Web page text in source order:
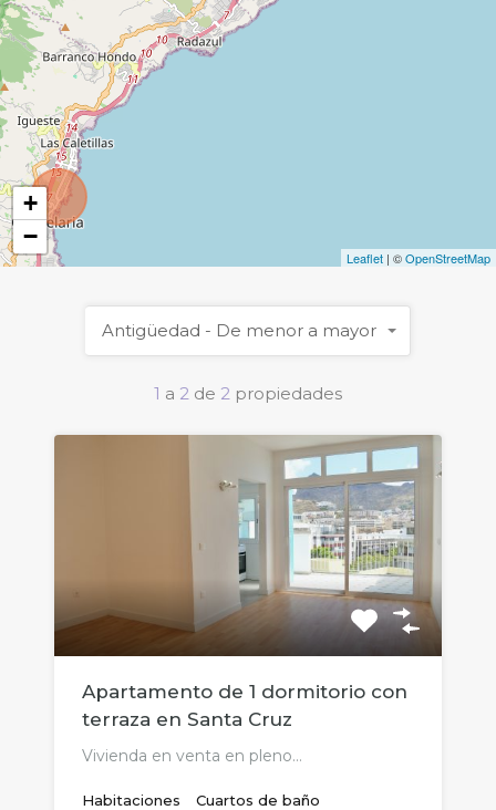
+
−
Leaflet | ©OpenStreetMap
1 a 2 de 2 propiedades
Antigüedad - De menor a mayor
Apartamento de 1 dormitorio con
terraza en Santa Cruz
Vivienda en venta en pleno…
Habitaciones
Cuartos de baño